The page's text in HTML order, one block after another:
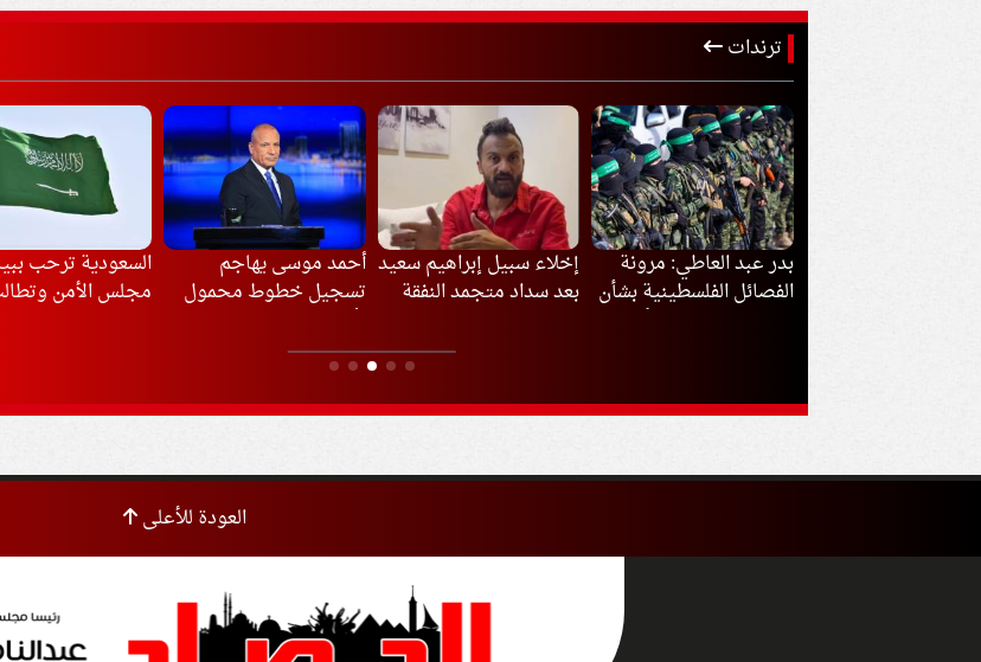
ترندات
بدر عبد العاطي: مرونة
الفصائل الفلسطينية بشأن
السلاح تفتح الباب أمام
إخلاء سبيل إبراهيم سعيد
بعد سداد متجمد النفقة
أحمد موسى يهاجم
تسجيل خطوط محمول
بأسماء المواطنين
السعودية ترحب
مجلس الأمن
العودة للأعلى